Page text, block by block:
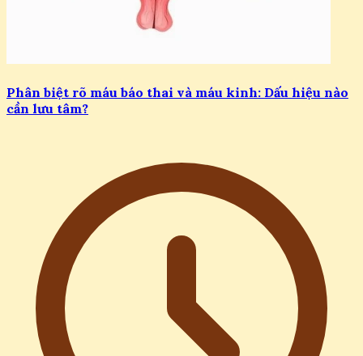
Phân biệt rõ máu báo thai và máu kinh: Dấu hiệu nào
cần lưu tâm?